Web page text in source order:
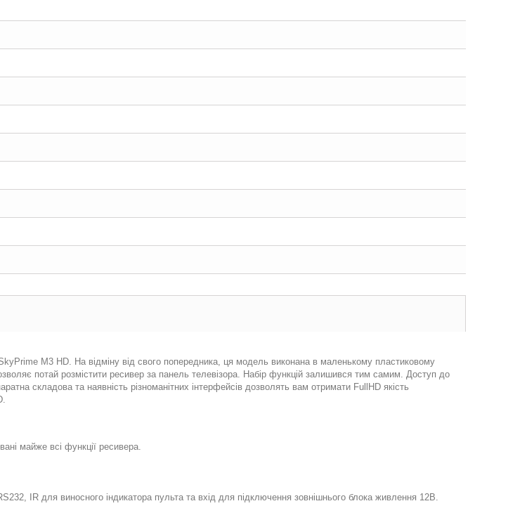
M3 HD. На відміну від свого попередника, ця модель виконана в маленькому пластиковому
потай розмістити ресивер за панель телевізора. Набір функцій залишився тим самим. Доступ до
складова та наявність різноманітних інтерфейсів дозволять вам отримати FullHD якість
майже всі функції ресивера.
IR для виносного індикатора пульта та вхід для підключення зовнішнього блока живлення 12В.